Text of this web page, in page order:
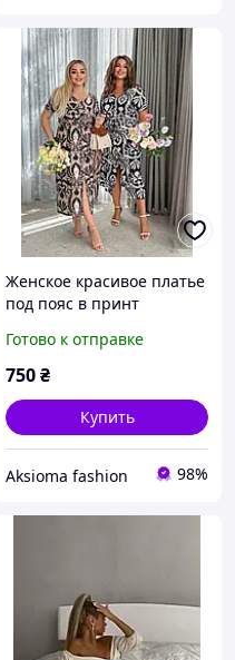
Женское красивое платье
под пояс в принт
Готово к отправке
750₴
Купить
Aksioma fashion 98%